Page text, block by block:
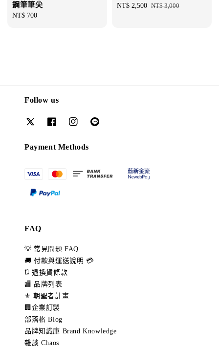
鋼筆筆尖
Regular
NT$ 700
Sale
NT$ 2,500 Regular
NT$ 3,000
Follow us
Payment Methods
FAQ
💡 常見問題 FAQ
🚚 付款與運送說明 💳
🔃 退換貨條款
🏬 品牌列表
⚜️ 朝聖者計畫
🏢企業訂製
部落格 Blog
品牌知識庫 Brand Knowledge
雜談 Chaos